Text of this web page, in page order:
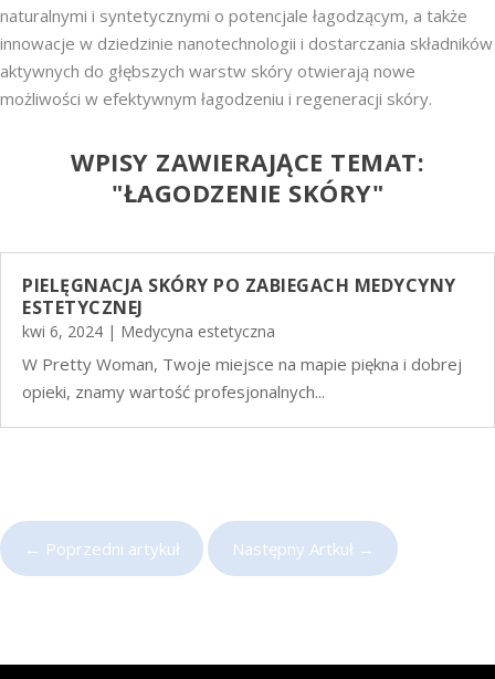
naturalnymi i syntetycznymi o potencjale łagodzącym, a także
innowacje w dziedzinie nanotechnologii i dostarczania składników
aktywnych do głębszych warstw skóry otwierają nowe
możliwości w efektywnym łagodzeniu i regeneracji skóry.
WPISY ZAWIERAJĄCE TEMAT:
"ŁAGODZENIE SKÓRY"
PIELĘGNACJA SKÓRY PO ZABIEGACH MEDYCYNY
ESTETYCZNEJ
kwi 6, 2024 | Medycyna estetyczna
W Pretty Woman, Twoje miejsce na mapie piękna i dobrej
opieki, znamy wartość profesjonalnych...
← Poprzedni artykuł Następny Artkuł →